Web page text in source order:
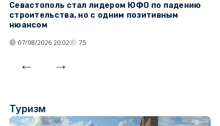
Севастополь стал лидером ЮФО по падению
строительства, но с одним позитивным
нюансом
07/08/2026 20:02 75
Туризм